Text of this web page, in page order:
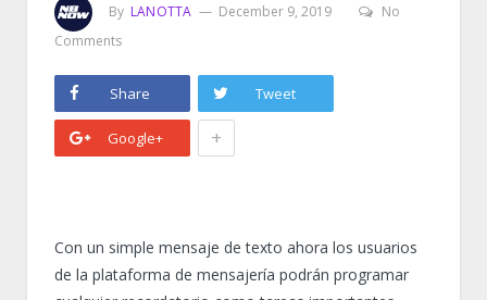
By LANOTTA December 9, 2019
No
Comments
Share Tweet
Google+ +
Con un simple mensaje de texto ahora los usuarios
de la plataforma de mensajería podrán programar